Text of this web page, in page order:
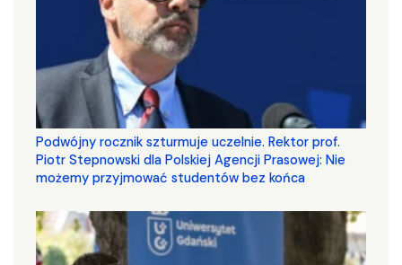
Podwójny rocznik szturmuje uczelnie. Rektor prof.
Piotr Stepnowski dla Polskiej Agencji Prasowej: Nie
możemy przyjmować studentów bez końca